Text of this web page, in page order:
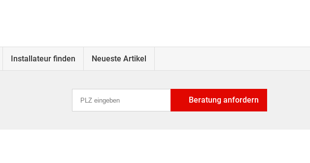
Installateur finden Neueste Artikel
Beratung anfordern